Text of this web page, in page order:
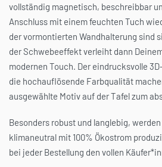
vollständig magnetisch, beschreibbar
Anschluss mit einem feuchten Tuch
der vormontierten Wandhalterung sind
der Schwebeeffekt verleiht dann
modernen Touch. Der eindrucksvolle
die hochauflösende Farbqualität
ausgewählte Motiv auf der Tafel zum
Besonders robust und langlebig,
klimaneutral mit 100% Ökostrom
bei jeder Bestellung den vollen